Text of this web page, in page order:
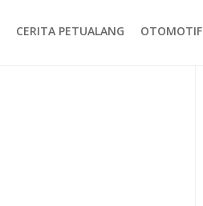
CERITA PETUALANG OTOMOTIF